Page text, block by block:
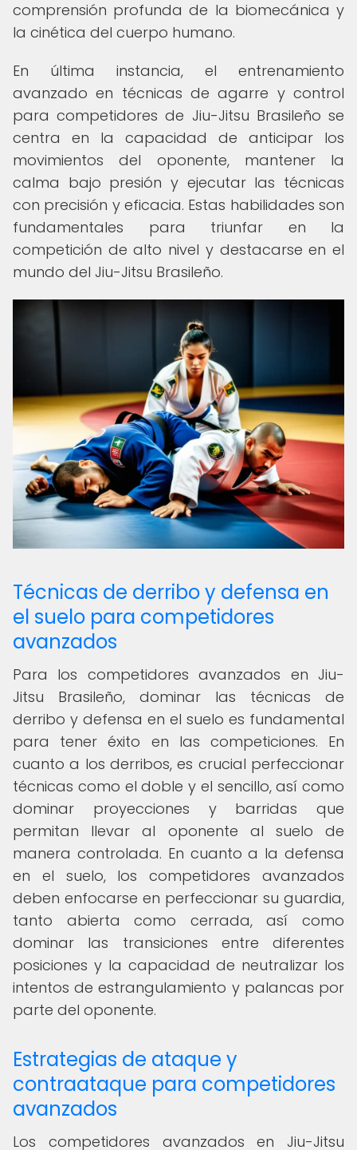
comprensión profunda de la biomecánica y
la cinética del cuerpo humano.
En última instancia, el entrenamiento
avanzado en técnicas de agarre y control
para competidores de Jiu-Jitsu Brasileño se
centra en la capacidad de anticipar los
movimientos del oponente, mantener la
calma bajo presión y ejecutar las técnicas
con precisión y eficacia. Estas habilidades son
fundamentales para triunfar en la
competición de alto nivel y destacarse en el
mundo del Jiu-Jitsu Brasileño.
Técnicas de derribo y defensa en
el suelo para competidores
avanzados
Para los competidores avanzados en Jiu-
Jitsu Brasileño, dominar las técnicas de
derribo y defensa en el suelo es fundamental
para tener éxito en las competiciones. En
cuanto a los derribos, es crucial perfeccionar
técnicas como el doble y el sencillo, así como
dominar proyecciones y barridas que
permitan llevar al oponente al suelo de
manera controlada. En cuanto a la defensa
en el suelo, los competidores avanzados
deben enfocarse en perfeccionar su guardia,
tanto abierta como cerrada, así como
dominar las transiciones entre diferentes
posiciones y la capacidad de neutralizar los
intentos de estrangulamiento y palancas por
parte del oponente.
Estrategias de ataque y
contraataque para competidores
avanzados
Los competidores avanzados en Jiu-Jitsu